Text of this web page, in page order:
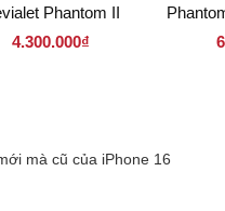
Phantom II
Gecko
4.300.000₫
mà cũ của iPhone 16